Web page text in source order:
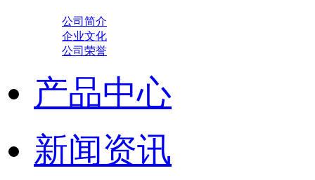
公司简介
企业文化
公司荣誉
产品中心
新闻资讯